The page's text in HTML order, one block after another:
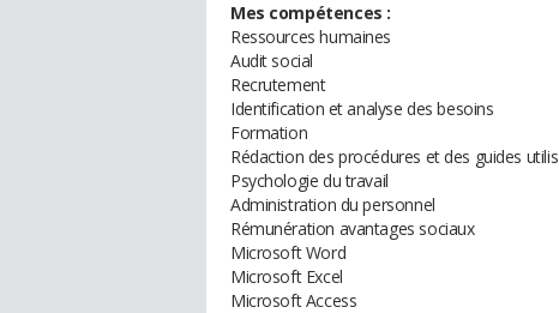
Mes compétences :
Ressources humaines
Audit social
Recrutement
Identification et analyse des besoins
Formation
Rédaction des procédures et des guides utilis
Psychologie du travail
Administration du personnel
Rémunération avantages sociaux
Microsoft Word
Microsoft Excel
Microsoft Access